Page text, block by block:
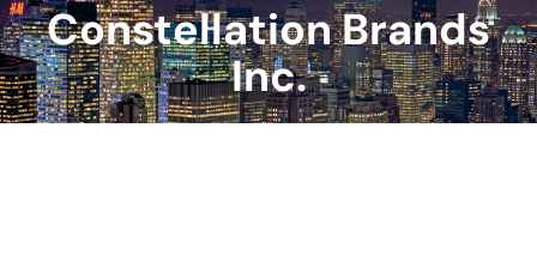
Constellation Brands
Inc.
Tu sei qui: